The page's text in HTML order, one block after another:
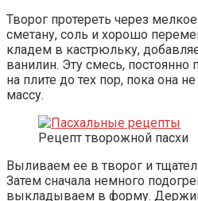
Творог протереть через
сметану, соль и хорошо
кладем в кастрюльку,
ванилин. Эту смесь,
на плите до тех пор, пока она
массу.
Рецепт творожной пасхи
Выливаем ее в творог и
Затем сначала немного
выкладываем в форму.